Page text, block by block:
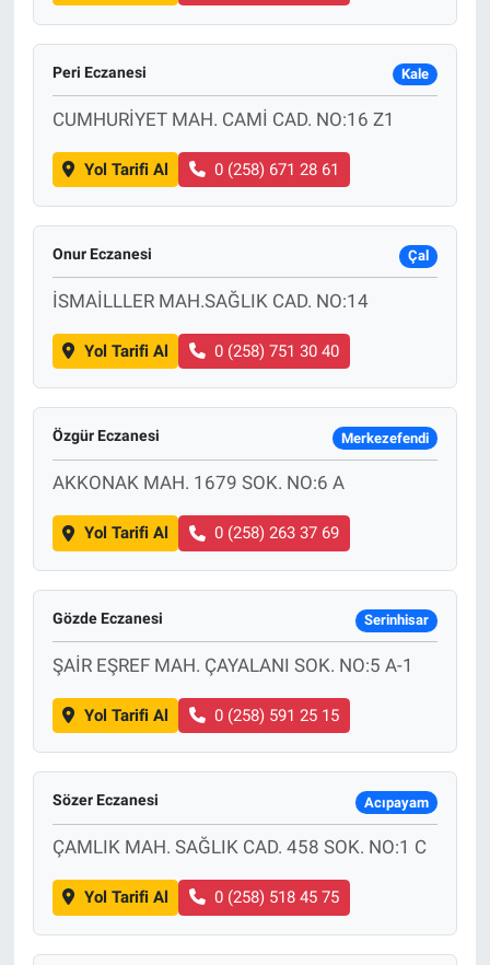
Peri Eczanesi Kale
CUMHURİYET MAH. CAMİ CAD. NO:16 Z1
Yol Tarifi Al 0 (258) 671 28 61
Onur Eczanesi Çal
İSMAİLLLER MAH.SAĞLIK CAD. NO:14
Yol Tarifi Al 0 (258) 751 30 40
Özgür Eczanesi Merkezefendi
AKKONAK MAH. 1679 SOK. NO:6 A
Yol Tarifi Al 0 (258) 263 37 69
Gözde Eczanesi Serinhisar
ŞAİR EŞREF MAH. ÇAYALANI SOK. NO:5 A-1
Yol Tarifi Al 0 (258) 591 25 15
Sözer Eczanesi Acıpayam
ÇAMLIK MAH. SAĞLIK CAD. 458 SOK. NO:1 C
Yol Tarifi Al 0 (258) 518 45 75